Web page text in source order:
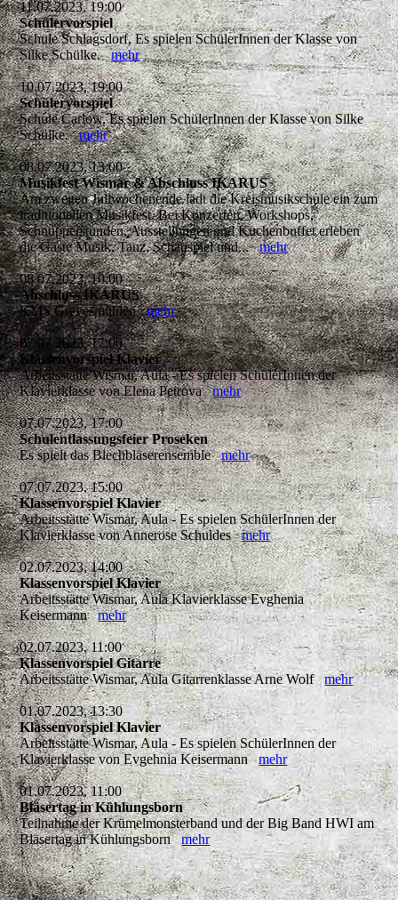
11.07.2023, 19:00
Schülervorspiel
Schule Schlagsdorf, Es spielen SchülerInnen der Klasse von
Silke Schülke.mehr
10.07.2023, 19:00
Schülervorspiel
Schule Carlow, Es spielen SchülerInnen der Klasse von Silke
Schülke.mehr
08.07.2023, 13:00
Musikfest Wismar & Abschluss IKARUS
Am zweiten Juliwochenende lädt die Kreismusikschule ein zum
traditionellen Musikfest. Bei Konzerten, Workshops,
Schnupperstunden, Ausstellungen und Kuchenbuffet erleben
die Gäste Musik, Tanz, Schauspiel und...mehr
08.07.2023, 10:00
Abschluss IKARUS
KMS Grevesmühlenmehr
07.07.2023, 17:00
Klassenvorspiel Klavier
Arbeitsstätte Wismar, Aula - Es spielen SchülerInnen der
Klavierklasse von Elena Petrovamehr
07.07.2023, 17:00
Schulentlassungsfeier Proseken
Es spielt das Blechbläserensemblemehr
07.07.2023, 15:00
Klassenvorspiel Klavier
Arbeitsstätte Wismar, Aula - Es spielen SchülerInnen der
Klavierklasse von Annerose Schuldesmehr
02.07.2023, 14:00
Klassenvorspiel Klavier
Arbeitsstätte Wismar, Aula Klavierklasse Evghenia
Keisermannmehr
02.07.2023, 11:00
Klassenvorspiel Gitarre
Arbeitsstätte Wismar, Aula Gitarrenklasse Arne Wolfmehr
01.07.2023, 13:30
Klassenvorspiel Klavier
Arbeitsstätte Wismar, Aula - Es spielen SchülerInnen der
Klavierklasse von Evgehnia Keisermannmehr
01.07.2023, 11:00
Bläsertag in Kühlungsborn
Teilnahme der Krümelmonsterband und der Big Band HWI am
Bläsertag in Kühlungsbornmehr